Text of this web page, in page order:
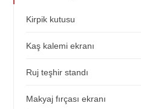
Kirpik kutusu
Kaş kalemi ekranı
Ruj teşhir standı
Makyaj fırçası ekranı